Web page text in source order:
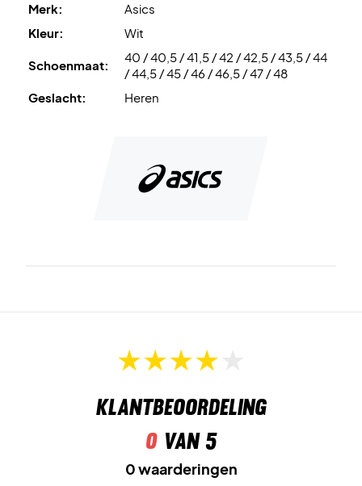
Merk:
Asics
Kleur:
Wit
Schoenmaat:
40 / 40,5 / 41,5 / 42 / 42,5 / 43,5 / 44
/ 44,5 / 45 / 46 / 46,5 / 47 / 48
Geslacht:
Heren
Klantbeoordeling
0van 5
0 waarderingen